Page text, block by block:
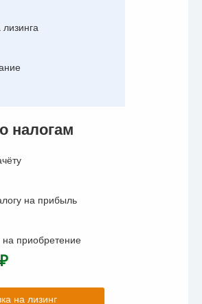
налогам
на прибыль
приобретение
на лизинг